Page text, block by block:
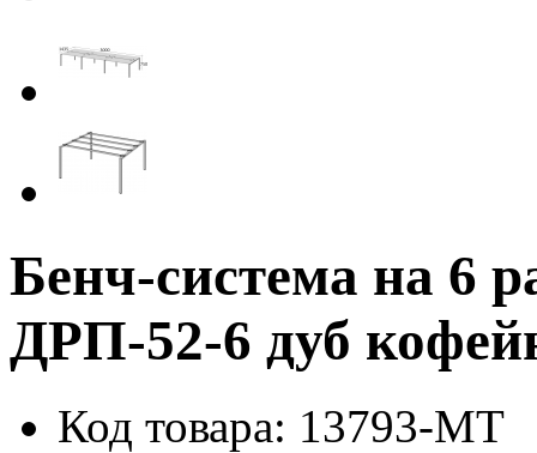
Бенч-система на 6
ДРП-52-6 дуб
Код товара: 13793-MT